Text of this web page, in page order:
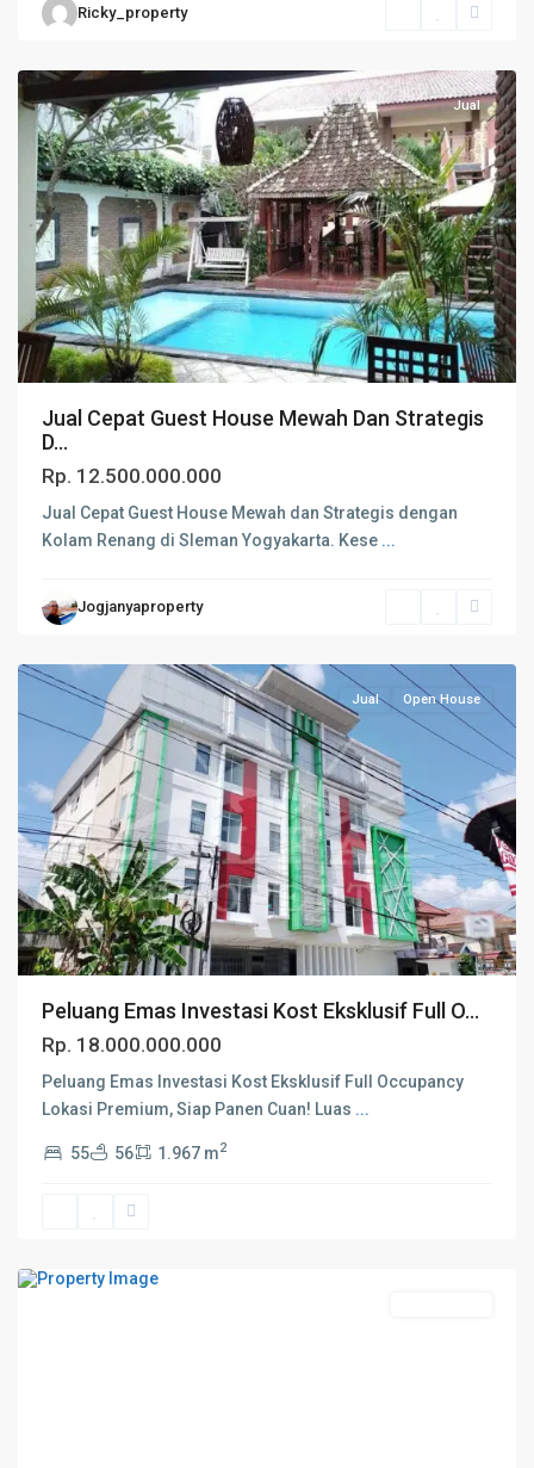
Ricky_property
Jual
Jual Cepat Guest House Mewah Dan Strategis
D...
Rp. 12.500.000.000
Jual Cepat Guest House Mewah dan Strategis dengan
Kolam Renang di Sleman Yogyakarta. ​Kese ...
Jogjanyaproperty
Jual Open House
Peluang Emas Investasi Kost Eksklusif Full O...
Rp. 18.000.000.000
Peluang Emas Investasi Kost Eksklusif Full Occupancy
Lokasi Premium, Siap Panen Cuan! Luas ...
55 56 1.967 m2